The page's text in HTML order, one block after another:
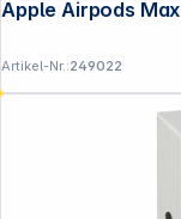
Artikel-Nr.:249022